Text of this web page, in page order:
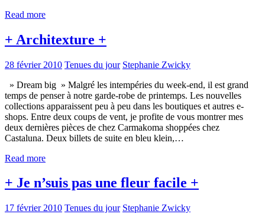
Read more
+ Architexture +
28 février 2010 Tenues du jour Stephanie Zwicky
» Dream big » Malgré les intempéries du week-end, il est grand
temps de penser à notre garde-robe de printemps. Les nouvelles
collections apparaissent peu à peu dans les boutiques et autres e-
shops. Entre deux coups de vent, je profite de vous montrer mes
deux dernières pièces de chez Carmakoma shoppées chez
Castaluna. Deux billets de suite en bleu klein,…
Read more
+ Je n’suis pas une fleur facile +
17 février 2010 Tenues du jour Stephanie Zwicky